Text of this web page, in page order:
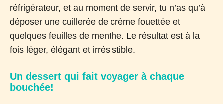
réfrigérateur, et au moment de servir, tu n’as qu’à
déposer une cuillerée de crème fouettée et
quelques feuilles de menthe. Le résultat est à la
fois léger, élégant et irrésistible.
Un dessert qui fait voyager à chaque
bouchée!